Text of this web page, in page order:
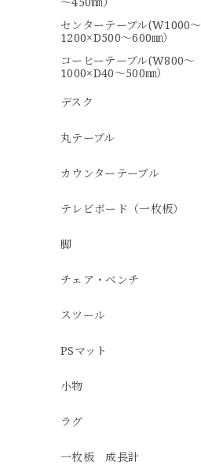
センターテーブル(W1000～
1200×D500～600㎜）
コーヒーテーブル(W800～
1000×D40～500㎜）
デスク
丸テーブル
カウンターテーブル
テレビボード（一枚板）
脚
チェア・ベンチ
スツール
PSマット
小物
ラグ
一枚板 成長計